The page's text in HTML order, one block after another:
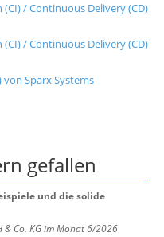
/ Continuous Delivery (CD)
/ Continuous Delivery (CD)
von Sparx Systems
gefallen
und die solide
& Co. KG im Monat 6/2026